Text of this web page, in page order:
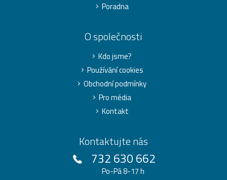
Poradna
O společnosti
Kdo jsme?
Používání cookies
Obchodní podmínky
Pro média
Kontakt
Kontaktujte nás
732 630 662
Po-Pá 8-17 h